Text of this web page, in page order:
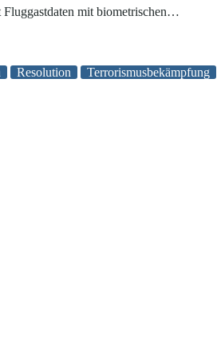
Fluggastdaten mit biometrischen…
Resolution Terrorismusbekämpfung